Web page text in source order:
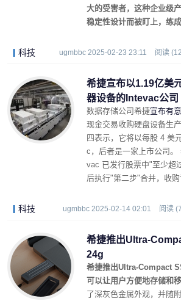
大的受害者，这种企业级
稳定性设计而被盯上，练
科技 ugmbbc 2025-02-23 23:11 阅读
希捷宣布以1.19亿美
器设备的Intevac公司
数据存储公司希捷宣布有意
现金交易收购硬盘设备生
四表示，它将以每股 4 美
c，后者是一家上市公司
vac 已发行股票中"至少超
后执行"第二步"合并，收购
科技 ugmbbc 2025-02-14 02:01 阅读
希捷推出Ultra-
24g
希捷推出Ultra-Compact
可以让用户方便地存储和移
了深灰色金属外观，并随